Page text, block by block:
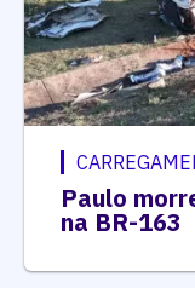
Paulo
na BR-163